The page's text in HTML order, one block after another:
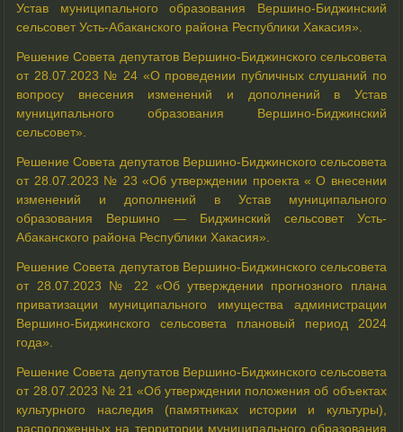
Устав муниципального образования Вершино-Биджинский
сельсовет Усть-Абаканского района Республики Хакасия».
Решение Совета депутатов Вершино-Биджинского сельсовета
от 28.07.2023 № 24 «О проведении публичных слушаний по
вопросу внесения изменений и дополнений в Устав
муниципального образования Вершино-Биджинский
сельсовет».
Решение Совета депутатов Вершино-Биджинского сельсовета
от 28.07.2023 № 23 «Об утверждении проекта « О внесении
изменений и дополнений в Устав муниципального
образования Вершино — Биджинский сельсовет Усть-
Абаканского района Республики Хакасия».
Решение Совета депутатов Вершино-Биджинского сельсовета
от 28.07.2023 № 22 «Об утверждении прогнозного плана
приватизации муниципального имущества администрации
Вершино-Биджинского сельсовета плановый период 2024
года».
Решение Совета депутатов Вершино-Биджинского сельсовета
от 28.07.2023 № 21 «Об утверждении положения об объектах
культурного наследия (памятниках истории и культуры),
расположенных на территории муниципального образования